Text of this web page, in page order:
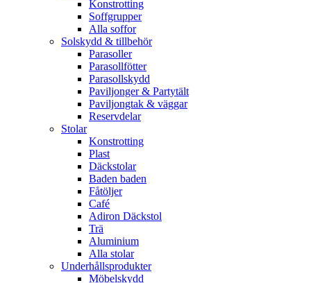
Konstrotting
Soffgrupper
Alla soffor
Solskydd & tillbehör
Parasoller
Parasollfötter
Parasollskydd
Paviljonger & Partytält
Paviljongtak & väggar
Reservdelar
Stolar
Konstrotting
Plast
Däckstolar
Baden baden
Fåtöljer
Café
Adiron Däckstol
Trä
Aluminium
Alla stolar
Underhållsprodukter
Möbelskydd